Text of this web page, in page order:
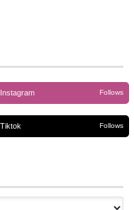
Instagram Follows
Tiktok Follows